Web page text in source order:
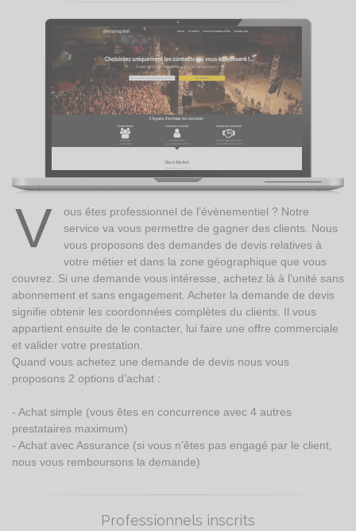
V
ous êtes professionnel de l’évènementiel ? Notre
service va vous permettre de gagner des clients. Nous
vous proposons des demandes de devis relatives à
votre métier et dans la zone géographique que vous
couvrez. Si une demande vous intéresse, achetez là à l’unité sans
abonnement et sans engagement. Acheter la demande de devis
signifie obtenir les coordonnées complètes du clients. Il vous
appartient ensuite de le contacter, lui faire une offre commerciale
et valider votre prestation.
Quand vous achetez une demande de devis nous vous
proposons 2 options d’achat :
- Achat simple (vous êtes en concurrence avec 4 autres
prestataires maximum)
- Achat avec Assurance (si vous n’êtes pas engagé par le client,
nous vous remboursons la demande)
Professionnels inscrits